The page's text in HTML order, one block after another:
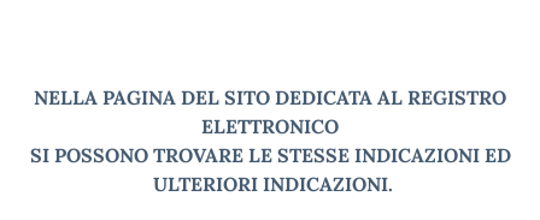
NELLA PAGINA DEL SITO DEDICATA AL REGISTRO
ELETTRONICO
SI POSSONO TROVARE LE STESSE INDICAZIONI ED
ULTERIORI INDICAZIONI.